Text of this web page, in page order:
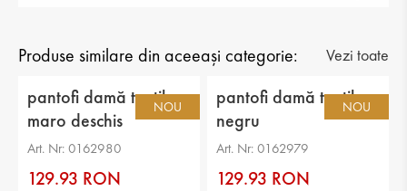
Tip: casual fără șiret
Categorie: pantofi
Partea superioară: piele ecologică
căptuşeală: piele ecologică
Produse similare din aceeași categorie: Vezi toate
NOU
pantofi damă textil
maro deschis
Art. Nr: 0162980
129.93 RON
NOU
pantofi damă textil
negru
Art. Nr: 0162979
129.93 RON